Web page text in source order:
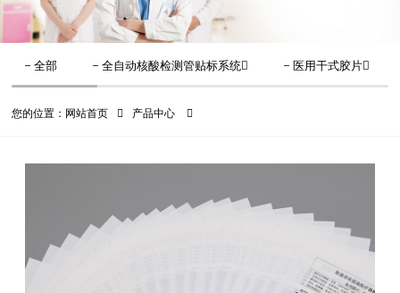
全部 全自动核酸检测管贴标系统 医用干式胶片
您的位置： 网站首页 产品中心